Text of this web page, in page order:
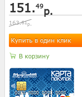
151.49р.
163.61р.
Купить в один клик
В корзину